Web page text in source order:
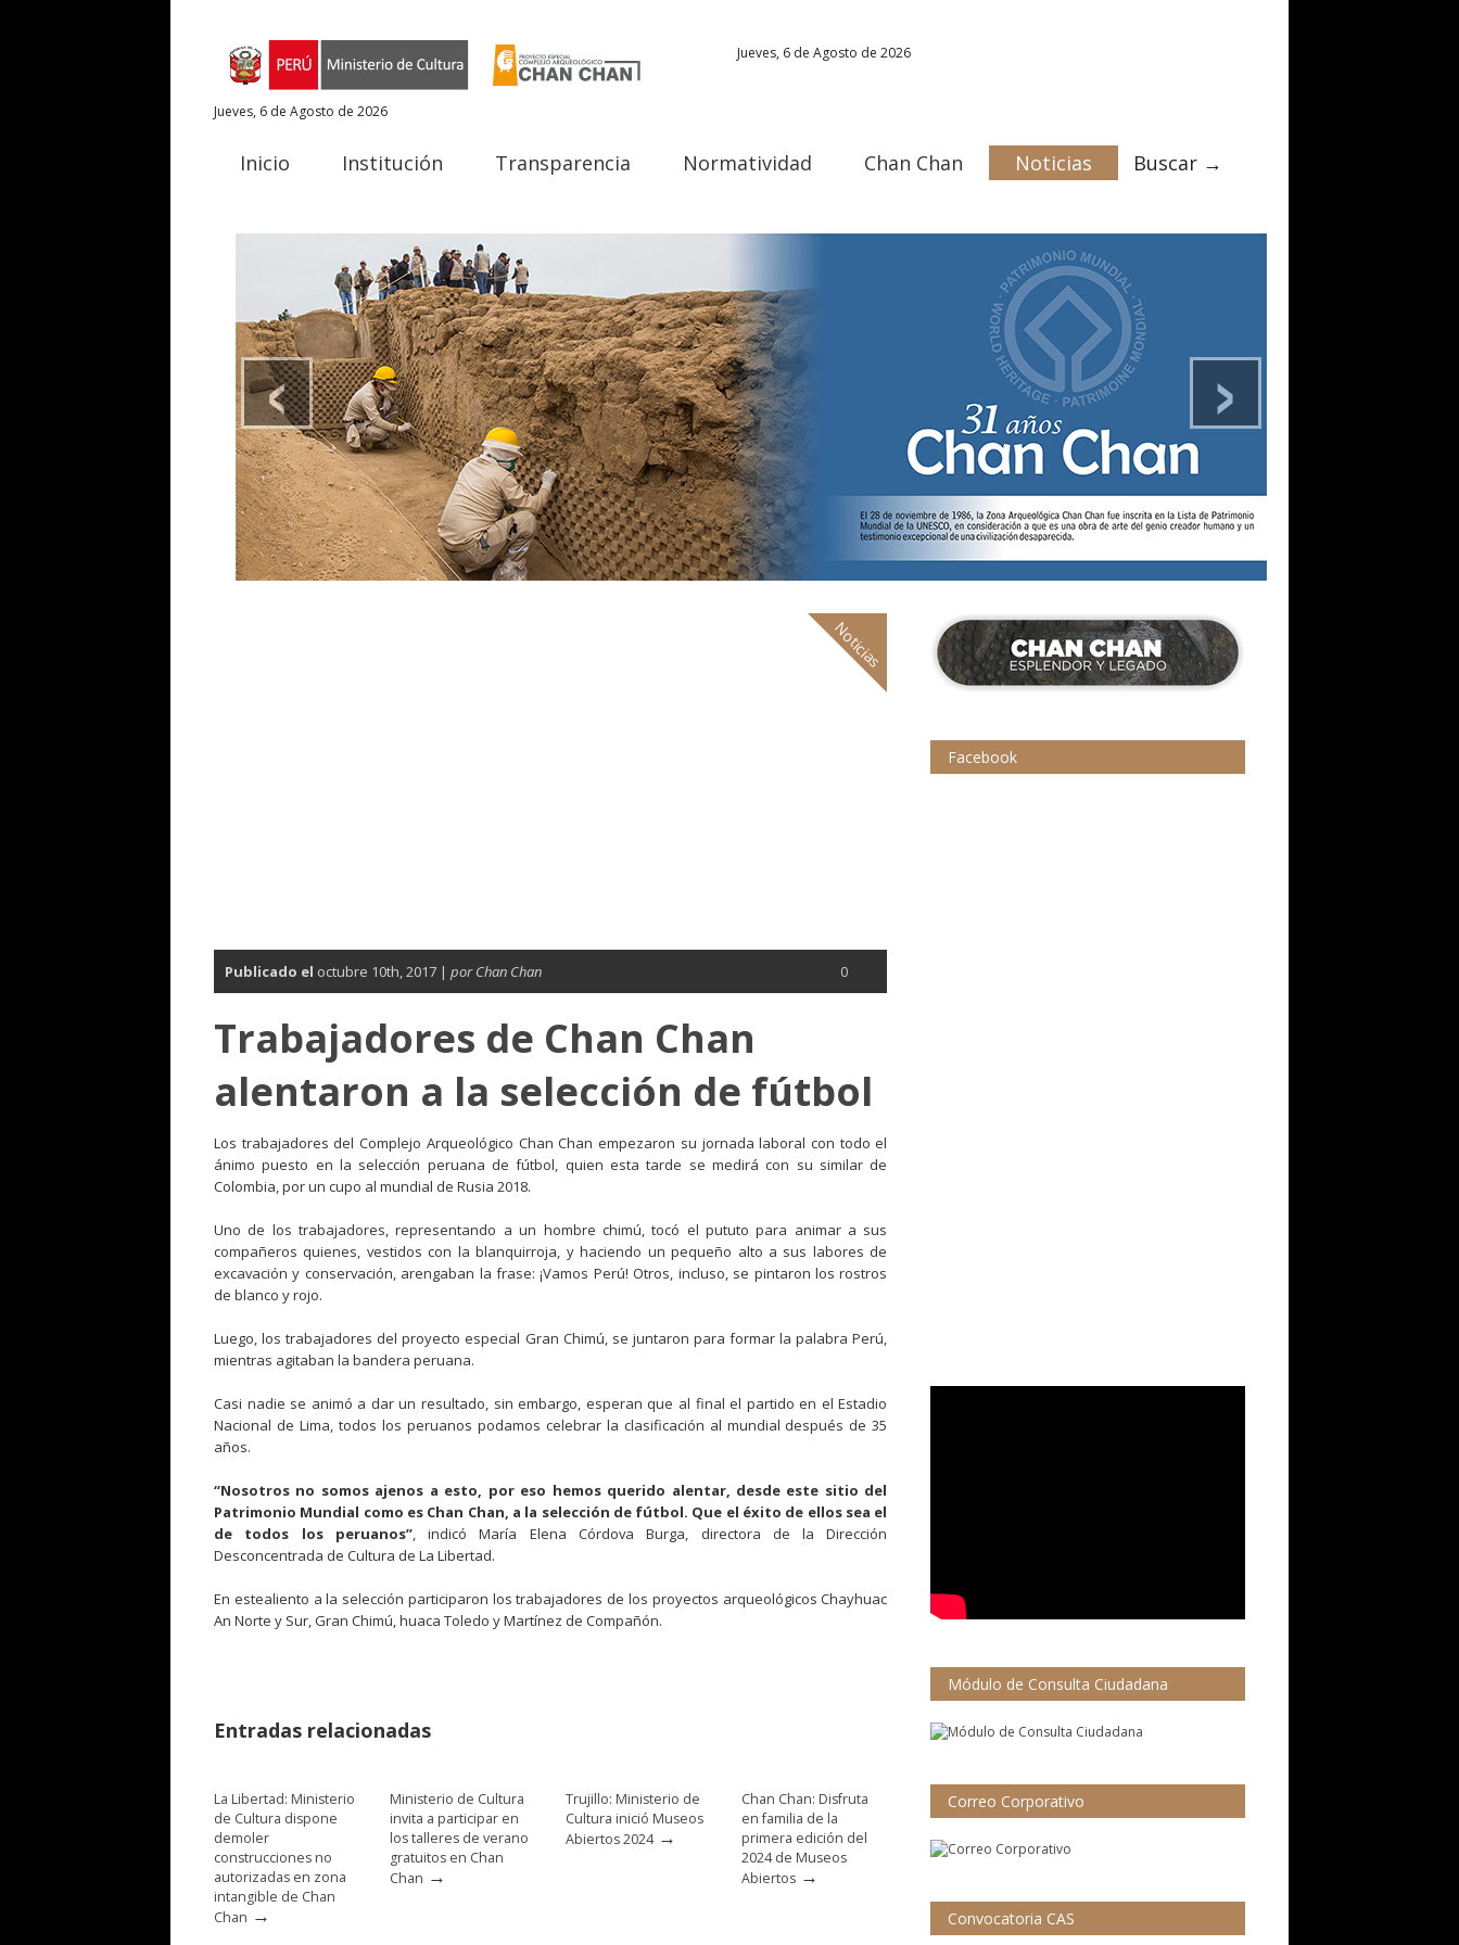
Jueves, 6 de Agosto de 2026
Jueves, 6 de Agosto de 2026
Inicio Institución Transparencia Normatividad Chan Chan Noticias Buscar →
›
‹
Noticias
Publicado el octubre 10th, 2017 | por Chan Chan 0
Trabajadores de Chan Chan
alentaron a la selección de fútbol
Los trabajadores del Complejo Arqueológico Chan Chan empezaron su jornada laboral con todo el
ánimo puesto en la selección peruana de fútbol, quien esta tarde se medirá con su similar de
Colombia, por un cupo al mundial de Rusia 2018.
Uno de los trabajadores, representando a un hombre chimú, tocó el pututo para animar a sus
compañeros quienes, vestidos con la blanquirroja, y haciendo un pequeño alto a sus labores de
excavación y conservación, arengaban la frase: ¡Vamos Perú! Otros, incluso, se pintaron los rostros
de blanco y rojo.
Luego, los trabajadores del proyecto especial Gran Chimú, se juntaron para formar la palabra Perú,
mientras agitaban la bandera peruana.
Casi nadie se animó a dar un resultado, sin embargo, esperan que al final el partido en el Estadio
Nacional de Lima, todos los peruanos podamos celebrar la clasificación al mundial después de 35
años.
“Nosotros no somos ajenos a esto, por eso hemos querido alentar, desde este sitio del
Patrimonio Mundial como es Chan Chan, a la selección de fútbol. Que el éxito de ellos sea el
de todos los peruanos”, indicó María Elena Córdova Burga, directora de la Dirección
Desconcentrada de Cultura de La Libertad.
En estealiento a la selección participaron los trabajadores de los proyectos arqueológicos Chayhuac
An Norte y Sur, Gran Chimú, huaca Toledo y Martínez de Compañón.
Entradas relacionadas
La Libertad: Ministerio
de Cultura dispone
demoler
construcciones no
autorizadas en zona
intangible de Chan
Chan →
Ministerio de Cultura
invita a participar en
los talleres de verano
gratuitos en Chan
Chan →
Trujillo: Ministerio de
Cultura inició Museos
Abiertos 2024→
Chan Chan: Disfruta
en familia de la
primera edición del
2024 de Museos
Abiertos →
Facebook
Módulo de Consulta Ciudadana
Correo Corporativo
Convocatoria CAS